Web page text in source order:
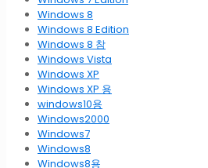
Windows 8
Windows 8 Edition
Windows 8 참
Windows Vista
Windows XP
Windows XP 용
windows10용
Windows2000
Windows7
Windows8
Windows8용